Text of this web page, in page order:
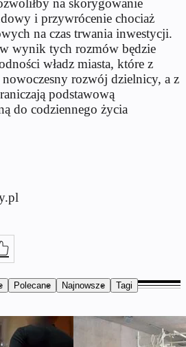
na skorygowanie
i przywrócenie chociaż
na czas trwania inwestycji.
wynik tych rozmów będzie
władz miasta, które z
rozwój dzielnicy, a z
podstawową
do codziennego życia
Polecane Najnowsze Tagi